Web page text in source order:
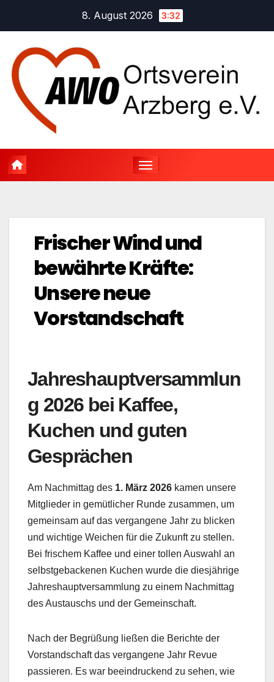
springen
8. August 2026 3:32
Frischer Wind und
bewährte Kräfte:
Unsere neue
Vorstandschaft
Jahreshauptversammlun
g 2026 bei Kaffee,
Kuchen und guten
Gesprächen
Am Nachmittag des 1. März 2026 kamen unsere
Mitglieder in gemütlicher Runde zusammen, um
gemeinsam auf das vergangene Jahr zu blicken
und wichtige Weichen für die Zukunft zu stellen.
Bei frischem Kaffee und einer tollen Auswahl an
selbstgebackenen Kuchen wurde die diesjährige
Jahreshauptversammlung zu einem Nachmittag
des Austauschs und der Gemeinschaft.
Nach der Begrüßung ließen die Berichte der
Vorstandschaft das vergangene Jahr Revue
passieren. Es war beeindruckend zu sehen, wie